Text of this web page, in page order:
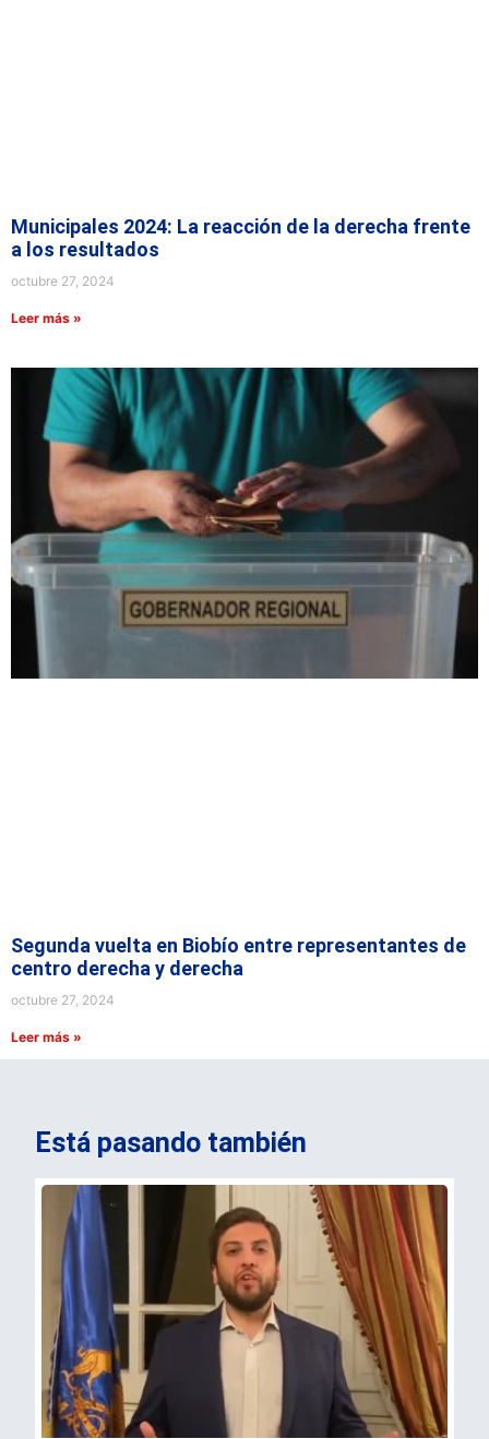
Municipales 2024: La reacción de la derecha frente
a los resultados
octubre 27, 2024
Leer más »
Segunda vuelta en Biobío entre representantes de
centro derecha y derecha
octubre 27, 2024
Leer más »
Está pasando también